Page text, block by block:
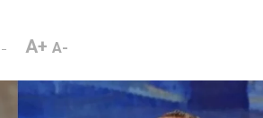
A+ A-